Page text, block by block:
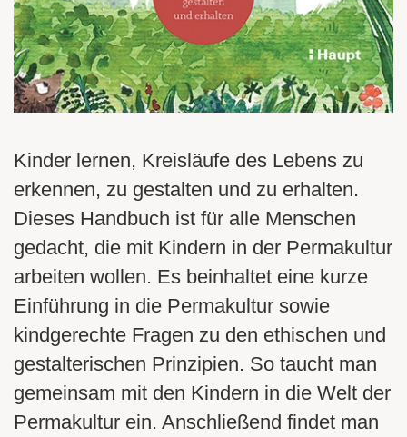
Kinder lernen, Kreisläufe des Lebens zu
erkennen, zu gestalten und zu erhalten.
Dieses Handbuch ist für alle Menschen
gedacht, die mit Kindern in der Permakultur
arbeiten wollen. Es beinhaltet eine kurze
Einführung in die Permakultur sowie
kindgerechte Fragen zu den ethischen und
gestalterischen Prinzipien. So taucht man
gemeinsam mit den Kindern in die Welt der
Permakultur ein. Anschließend findet man